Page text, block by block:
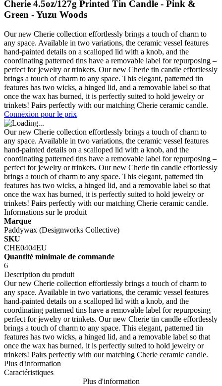
Cherie 4.5oz/127g Printed Tin Candle - Pink &
Green - Yuzu Woods
Our new Cherie collection effortlessly brings a touch of charm to
any space. Available in two variations, the ceramic vessel features
hand-painted details on a scalloped lid with a knob, and the
coordinating patterned tins have a removable label for repurposing –
perfect for jewelry or trinkets. Our new Cherie tin candle effortlessly
brings a touch of charm to any space. This elegant, patterned tin
features has two wicks, a hinged lid, and a removable label so that
once the wax has burned, it is perfectly suited to hold jewelry or
trinkets! Pairs perfectly with our matching Cherie ceramic candle.
Connexion pour le prix
Our new Cherie collection effortlessly brings a touch of charm to
any space. Available in two variations, the ceramic vessel features
hand-painted details on a scalloped lid with a knob, and the
coordinating patterned tins have a removable label for repurposing –
perfect for jewelry or trinkets. Our new Cherie tin candle effortlessly
brings a touch of charm to any space. This elegant, patterned tin
features has two wicks, a hinged lid, and a removable label so that
once the wax has burned, it is perfectly suited to hold jewelry or
trinkets! Pairs perfectly with our matching Cherie ceramic candle.
Informations sur le produit
Marque
Paddywax (Designworks Collective)
SKU
CHE0404EU
Quantité minimale de commande
6
Description du produit
Our new Cherie collection effortlessly brings a touch of charm to
any space. Available in two variations, the ceramic vessel features
hand-painted details on a scalloped lid with a knob, and the
coordinating patterned tins have a removable label for repurposing –
perfect for jewelry or trinkets. Our new Cherie tin candle effortlessly
brings a touch of charm to any space. This elegant, patterned tin
features has two wicks, a hinged lid, and a removable label so that
once the wax has burned, it is perfectly suited to hold jewelry or
trinkets! Pairs perfectly with our matching Cherie ceramic candle.
Plus d'information
Caractéristiques
Plus d'information